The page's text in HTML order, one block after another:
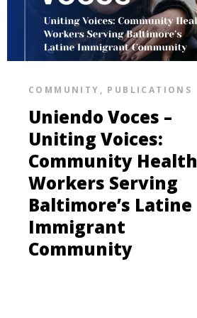
COMMUNITY , PUBLICATIONS
Uniendo Voces –
Uniting Voices:
Community Health
Workers Serving
Baltimore’s Latine
Immigrant
Community